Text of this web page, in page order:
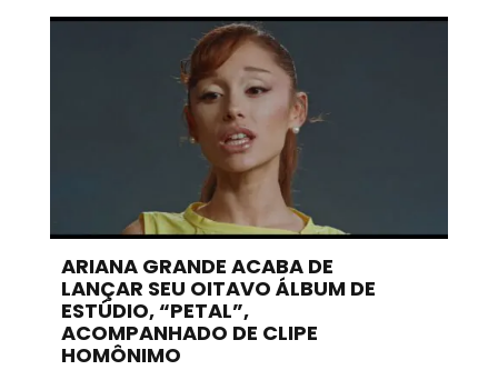
ARIANA GRANDE ACABA DE
LANÇAR SEU OITAVO ÁLBUM DE
ESTÚDIO, “PETAL”,
ACOMPANHADO DE CLIPE
HOMÔNIMO